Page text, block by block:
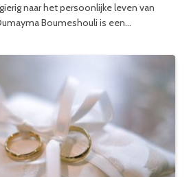
naar het persoonlijke leven van
Boumeshouli is een…